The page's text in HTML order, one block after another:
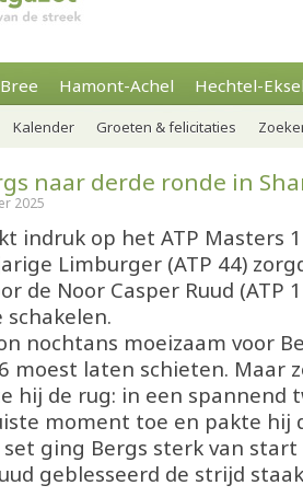
Bree Hamont-Achel Hechtel-
Kalender Groeten & felicitaties
naar derde ronde in
2025
indruk op het ATP Masters
Limburger (ATP 44)
de Noor Casper Ruud (ATP
nochtans moeizaam voor
moest laten schieten. Maar
hij de rug: in een spannend
moment toe en pakte hij
set ging Bergs sterk van
geblesseerd de strijd